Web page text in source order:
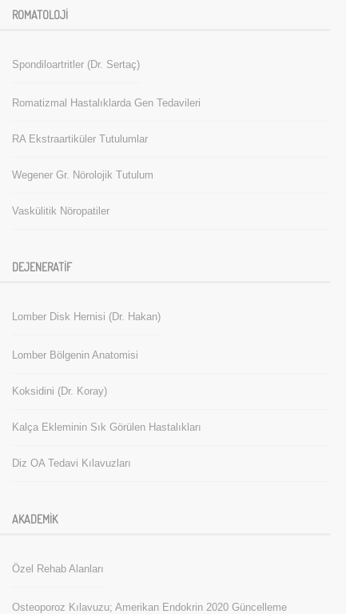
ROMATOLOJI
Spondiloartritler (Dr. Sertaç)
Romatizmal Hastalıklarda Gen Tedavileri
RA Ekstraartiküler Tutulumlar
Wegener Gr. Nörolojik Tutulum
Vaskülitik Nöropatiler
DEJENERATIF
Lomber Disk Hernisi (Dr. Hakan)
Lomber Bölgenin Anatomisi
Koksidini (Dr. Koray)
Kalça Ekleminin Sık Görülen Hastalıkları
Diz OA Tedavi Kılavuzları
AKADEMIK
Özel Rehab Alanları
Osteoporoz Kılavuzu; Amerikan Endokrin 2020 Güncelleme